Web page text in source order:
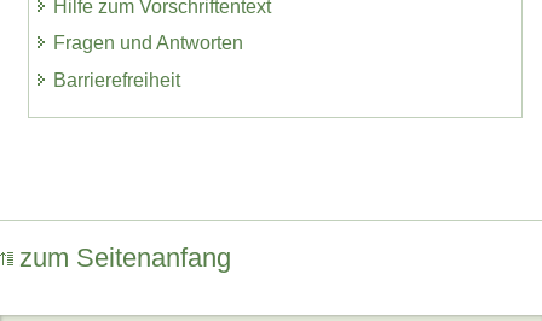
Hilfe zum Vorschriftentext
Fragen und Antworten
Barrierefreiheit
zum Seitenanfang